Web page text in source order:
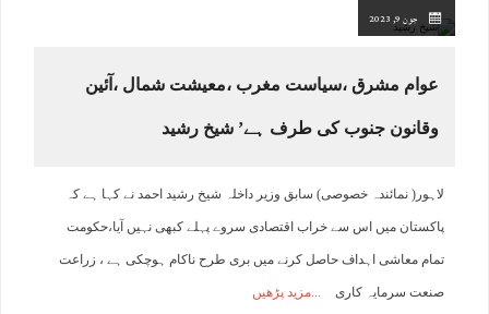
جون 9, 2023
عوام مشرق ،سیاست مغرب ،معیشت شمال ،آئین
وقانون جنوب کی طرف ہے’ شیخ رشید
لاہور( نمائندہ خصوصی) سابق وزیر داخلہ شیخ رشید احمد نے کہا ہے کہ
پاکستان میں اس سے خراب اقتصادی سروے پہلے کبھی نہیں آیا،حکومت
تمام معاشی اہداف حاصل کرنے میں بری طرح ناکام ہوچکی ہے ، زراعت
صنعت سرمایہ کاری مزید پڑھیں